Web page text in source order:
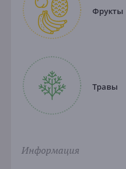
Фрукты
Травы
Информация